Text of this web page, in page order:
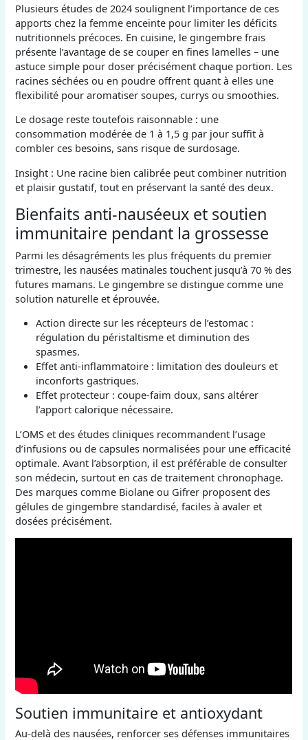
Plusieurs études de 2024 soulignent l’importance de ces
apports chez la femme enceinte pour limiter les déficits
nutritionnels précoces. En cuisine, le gingembre frais
présente l’avantage de se couper en fines lamelles – une
astuce simple pour doser précisément chaque portion. Les
racines séchées ou en poudre offrent quant à elles une
flexibilité pour aromatiser soupes, currys ou smoothies.
Le dosage reste toutefois raisonnable : une
consommation modérée de 1 à 1,5 g par jour suffit à
combler ces besoins, sans risque de surdosage.
Insight : Une racine bien calibrée peut combiner nutrition
et plaisir gustatif, tout en préservant la santé des deux.
Bienfaits anti-nauséeux et soutien
immunitaire pendant la grossesse
Parmi les désagréments les plus fréquents du premier
trimestre, les nausées matinales touchent jusqu’à 70 % des
futures mamans. Le gingembre se distingue comme une
solution naturelle et éprouvée.
Action directe sur les récepteurs de l’estomac :
régulation du péristaltisme et diminution des
spasmes.
Effet anti-inflammatoire : limitation des douleurs et
inconforts gastriques.
Effet protecteur : coupe-faim doux, sans altérer
l’apport calorique nécessaire.
L’OMS et des études cliniques recommandent l’usage
d’infusions ou de capsules normalisées pour une efficacité
optimale. Avant l’absorption, il est préférable de consulter
son médecin, surtout en cas de traitement chronophage.
Des marques comme Biolane ou Gifrer proposent des
gélules de gingembre standardisé, faciles à avaler et
dosées précisément.
Soutien immunitaire et antioxydant
Au-delà des nausées, renforcer ses défenses immunitaires